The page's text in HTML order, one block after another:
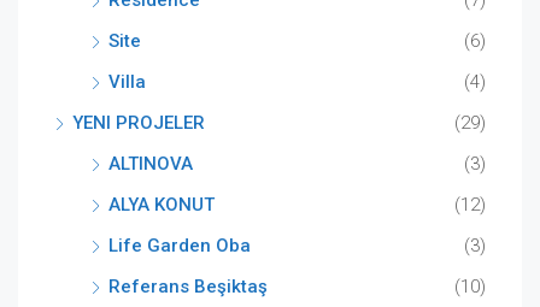
Site
(6)
Villa
(4)
YENI PROJELER
(29)
ALTINOVA
(3)
ALYA KONUT
(12)
Life Garden Oba
(3)
Referans Beşiktaş
(10)